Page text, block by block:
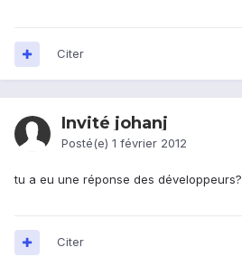
Citer
Invité johanj
Posté(e) 1 février 2012
tu a eu une réponse des développeurs?
Citer